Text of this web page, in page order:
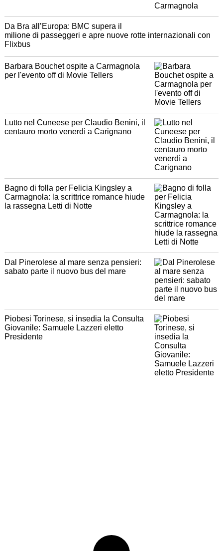
Da Bra all’Europa: BMC supera il
milione di passeggeri e apre nuove rotte internazionali con
Flixbus
Barbara Bouchet ospite a Carmagnola
per l'evento off di Movie Tellers
Lutto nel Cuneese per Claudio Benini, il
centauro morto venerdì a Carignano
Bagno di folla per Felicia Kingsley a
Carmagnola: la scrittrice romance hiude
la rassegna Letti di Notte
Dal Pinerolese al mare senza pensieri:
sabato parte il nuovo bus del mare
Piobesi Torinese, si insedia la Consulta
Giovanile: Samuele Lazzeri eletto
Presidente